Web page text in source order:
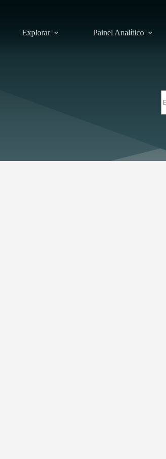
Explorar Painel Analítico